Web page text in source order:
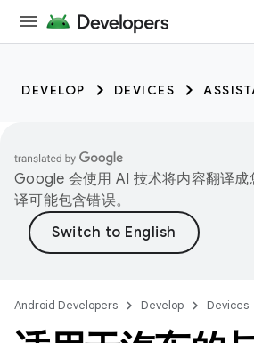
DEVELOP DEVICES
Google 会使用 AI 技术将内容翻译成
译可能包含错误。
Android Developers Develop Devices